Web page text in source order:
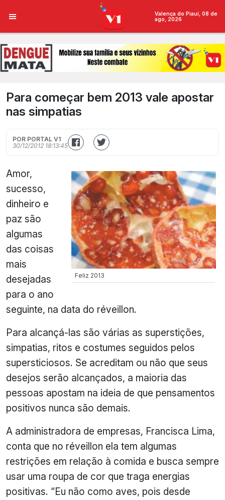
Valença do Piauí, 08 de
ago, 2026
Para começar bem 2013 vale apostar
nas simpatias
POR PORTAL V1
30/12/2012 18:13:45
Feliz 2013
Amor,
sucesso,
dinheiro e
paz são
algumas
das coisas
mais
desejadas
para o ano
seguinte, na data do réveillon.
Para alcançá-las são várias as superstições,
simpatias, ritos e costumes seguidos pelos
supersticiosos. Se acreditam ou não que seus
desejos serão alcançados, a maioria das
pessoas apostam na ideia de que pensamentos
positivos nunca são demais.
A administradora de empresas, Francisca Lima,
conta que no réveillon ela tem algumas
restrições em relação à comida e busca sempre
usar uma roupa de cor que traga energias
positivas. “Eu não como aves, pois desde